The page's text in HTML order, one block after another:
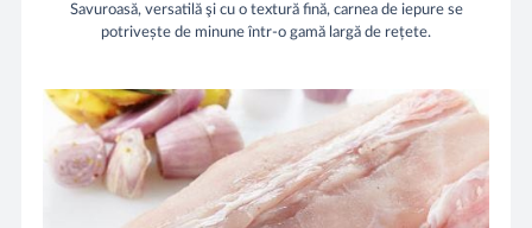
Savuroasă, versatilă şi cu o textură fină, carnea de iepure se
potrivește de minune într-o gamă largă de rețete.